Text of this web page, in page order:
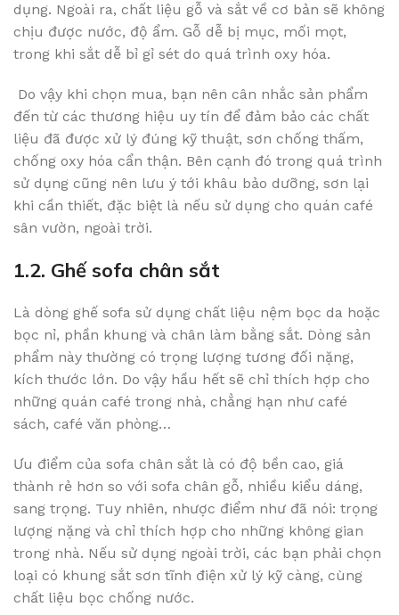
dụng. Ngoài ra, chất liệu gỗ và sắt về cơ bản sẽ không
chịu được nước, độ ẩm. Gỗ dễ bị mục, mối mọt,
trong khi sắt dễ bỉ gỉ sét do quá trình oxy hóa.
Do vậy khi chọn mua, bạn nên cân nhắc sản phẩm
đến từ các thương hiệu uy tín để đảm bảo các chất
liệu đã được xử lý đúng kỹ thuật, sơn chống thấm,
chống oxy hóa cẩn thận. Bên cạnh đó trong quá trình
sử dụng cũng nên lưu ý tới khâu bảo dưỡng, sơn lại
khi cần thiết, đặc biệt là nếu sử dụng cho quán café
sân vườn, ngoài trời.
1.2. Ghế sofa chân sắt
Là dòng ghế sofa sử dụng chất liệu nệm bọc da hoặc
bọc nỉ, phần khung và chân làm bằng sắt. Dòng sản
phẩm này thường có trọng lượng tương đối nặng,
kích thước lớn. Do vậy hầu hết sẽ chỉ thích hợp cho
những quán café trong nhà, chẳng hạn như café
sách, café văn phòng…
Ưu điểm của sofa chân sắt là có độ bền cao, giá
thành rẻ hơn so với sofa chân gỗ, nhiều kiểu dáng,
sang trọng. Tuy nhiên, nhược điểm như đã nói: trọng
lượng nặng và chỉ thích hợp cho những không gian
trong nhà. Nếu sử dụng ngoài trời, các bạn phải chọn
loại có khung sắt sơn tĩnh điện xử lý kỹ càng, cùng
chất liệu bọc chống nước.